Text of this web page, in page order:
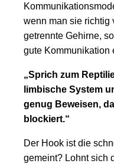
wenn man sie richtig
getrennte Gehirne,
gute Kommunikation
„Sprich zum
limbische System
genug Beweisen,
blockiert.“
Der Hook ist die
gemeint? Lohnt sich